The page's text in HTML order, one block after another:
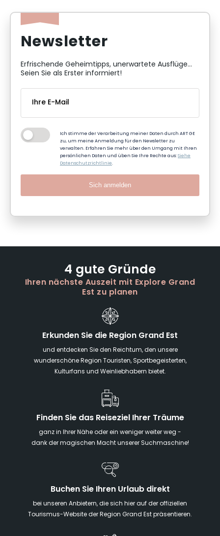
Newsletter
Erfrischende Geheimtipps, unerwartete Ausflüge...
Seien Sie als Erster informiert!
Ich stimme der Verarbeitung meiner Daten durch ART GE
zu, um meine Anmeldung für den Newsletter zu
verwalten. Erfahren Sie mehr über den Umgang mit Ihren
persönlichen Daten und üben Sie Ihre Rechte aus:Siehe
Datenschutzrichtlinie.
Sich anmelden
4 gute Gründe
Ihren nächste Auszeit mit Explore Grand
Est zu planen
Erkunden Sie die Region Grand Est
und entdecken Sie den Reichtum, den unsere
wunderschöne Region Touristen, Sportbegeisterten,
Kulturfans und Weinliebhabern bietet.
Finden Sie das Reiseziel Ihrer Träume
ganz in Ihrer Nähe oder ein weniger weiter weg -
dank der magischen Macht unserer Suchmaschine!
Buchen Sie Ihren Urlaub direkt
bei unseren Anbietern, die sich hier auf der offiziellen
Tourismus-Website der Region Grand Est präsentieren.